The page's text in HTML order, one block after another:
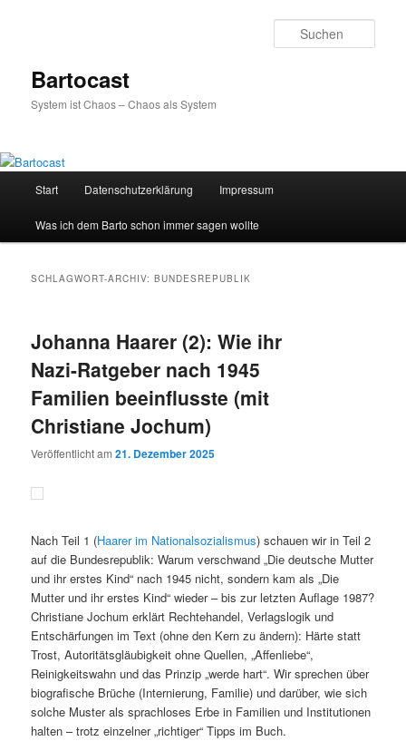
Bartocast
System ist Chaos – Chaos als System
Start Datenschutzerklärung Impressum
Was ich dem Barto schon immer sagen wollte
SCHLAGWORT-ARCHIV:BUNDESREPUBLIK
Johanna Haarer (2): Wie ihr
Nazi-Ratgeber nach 1945
Familien beeinflusste (mit
Christiane Jochum)
Veröffentlicht am21. Dezember 2025
Nach Teil 1 (Haarer im Nationalsozialismus) schauen wir in Teil 2
auf die Bundesrepublik: Warum verschwand „Die deutsche Mutter
und ihr erstes Kind“ nach 1945 nicht, sondern kam als „Die
Mutter und ihr erstes Kind“ wieder – bis zur letzten Auflage 1987?
Christiane Jochum erklärt Rechtehandel, Verlagslogik und
Entschärfungen im Text (ohne den Kern zu ändern): Härte statt
Trost, Autoritätsgläubigkeit ohne Quellen, „Affenliebe“,
Reinigkeitswahn und das Prinzip „werde hart“. Wir sprechen über
biografische Brüche (Internierung, Familie) und darüber, wie sich
solche Muster als sprachloses Erbe in Familien und Institutionen
halten – trotz einzelner „richtiger“ Tipps im Buch.